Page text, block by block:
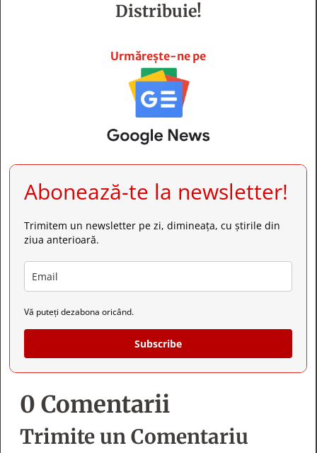
Distribuie!
Urmărește-ne pe
Abonează-te la newsletter!
Trimitem un newsletter pe zi, dimineața, cu știrile din
ziua anterioară.
Vă puteți dezabona oricând.
Subscribe
0 Comentarii
Trimite un Comentariu